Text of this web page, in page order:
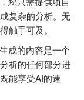
复杂的分析。无
触手可及。
成的内容是一个
析的任何部分进
能享受AI的速